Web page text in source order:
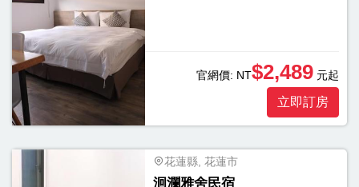
官網價: NT$2,489 元起
立即訂房
花蓮縣, 花蓮市
洄瀾雅舍民宿